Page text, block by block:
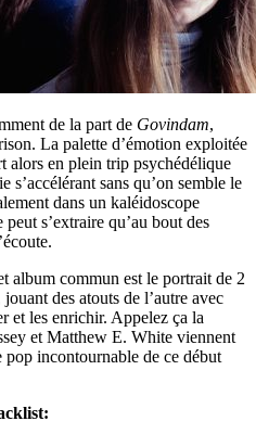
de la part de Govindam,
La palette d’émotion exploitée
alors en plein trip psychédélique
sans qu’on semble le
dans un kaléidoscope
s’extraire qu’au bout des
album commun est le portrait de 2
des atouts de l’autre avec
et les enrichir. Appelez ça la
et Matthew E. White viennent
incontournable de ce début